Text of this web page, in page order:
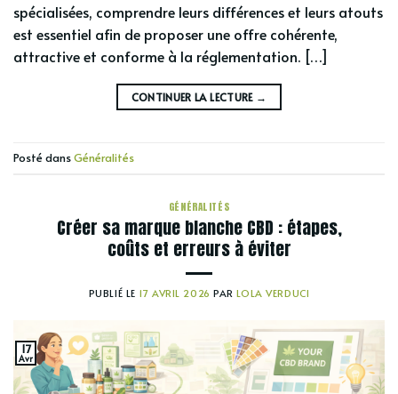
spécialisées, comprendre leurs différences et leurs atouts
est essentiel afin de proposer une offre cohérente,
attractive et conforme à la réglementation. […]
CONTINUER LA LECTURE →
Posté dansGénéralités
GÉNÉRALITÉS
Créer sa marque blanche CBD : étapes,
coûts et erreurs à éviter
PUBLIÉ LE 17 AVRIL 2026 PARLOLA VERDUCI
17
Avr